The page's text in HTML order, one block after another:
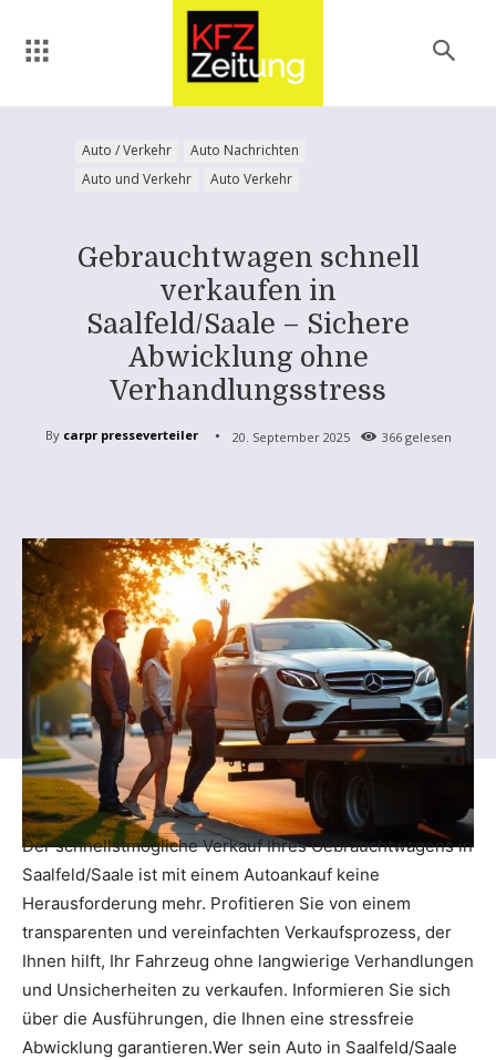
Auto / Verkehr
Auto Nachrichten
Auto und Verkehr
Auto Verkehr
Gebrauchtwagen schnell
verkaufen in
Saalfeld/Saale – Sichere
Abwicklung ohne
Verhandlungsstress
By carpr presseverteiler 20. September 2025 366gelesen
Der schnellstmögliche Verkauf Ihres Gebrauchtwagens in
Saalfeld/Saale ist mit einem Autoankauf keine
Herausforderung mehr. Profitieren Sie von einem
transparenten und vereinfachten Verkaufsprozess, der
Ihnen hilft, Ihr Fahrzeug ohne langwierige Verhandlungen
und Unsicherheiten zu verkaufen. Informieren Sie sich
über die Ausführungen, die Ihnen eine stressfreie
Abwicklung garantieren.Wer sein Auto in Saalfeld/Saale